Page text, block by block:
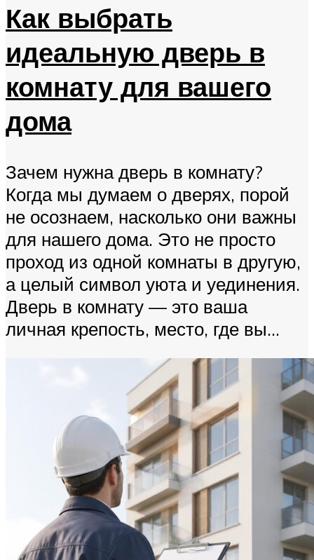
Как выбрать
идеальную дверь в
комнату для вашего
дома
Зачем нужна дверь в комнату?
Когда мы думаем о дверях, порой
не осознаем, насколько они важны
для нашего дома. Это не просто
проход из одной комнаты в другую,
а целый символ уюта и уединения.
Дверь в комнату — это ваша
личная крепость, место, где вы...